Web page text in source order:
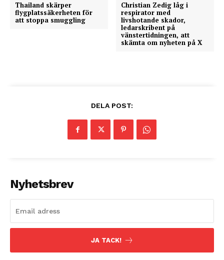
Thailand skärper
flygplatssäkerheten för
att stoppa smuggling
Christian Zedig låg i
respirator med
livshotande skador,
ledarskribent på
vänstertidningen, att
skämta om nyheten på X
DELA POST:
Nyhetsbrev
JA TACK!